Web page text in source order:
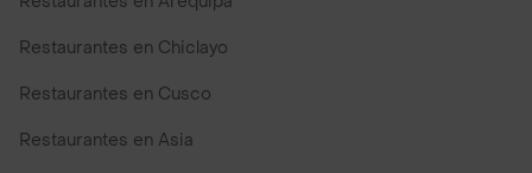
Restaurantes en Chiclayo
Restaurantes en Cusco
Restaurantes en Asia